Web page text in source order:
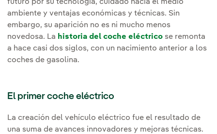
futuro por su tecnología, cuidado hacia el medio
ambiente y ventajas económicas y técnicas. Sin
embargo, su aparición no es ni mucho menos
novedosa. La historia del coche eléctrico se remonta
a hace casi dos siglos, con un nacimiento anterior a los
coches de gasolina.
El primer coche eléctrico
La creación del vehículo eléctrico fue el resultado de
una suma de avances innovadores y mejoras técnicas.